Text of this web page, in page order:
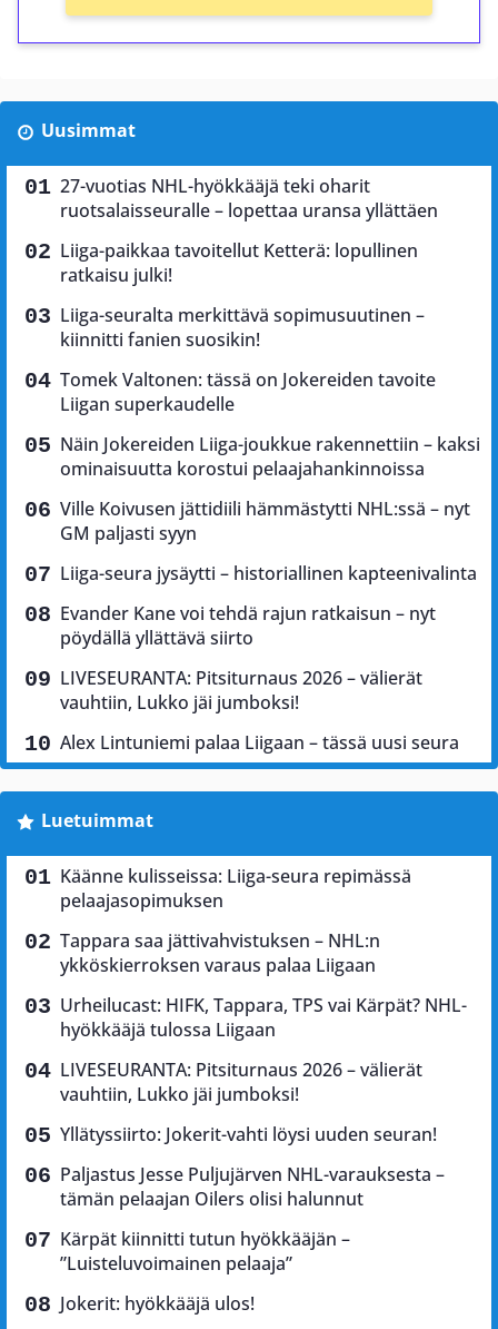
Uusimmat
27-vuotias NHL-hyökkääjä teki oharit
ruotsalaisseuralle – lopettaa uransa yllättäen
Liiga-paikkaa tavoitellut Ketterä: lopullinen
ratkaisu julki!
Liiga-seuralta merkittävä sopimusuutinen –
kiinnitti fanien suosikin!
Tomek Valtonen: tässä on Jokereiden tavoite
Liigan superkaudelle
Näin Jokereiden Liiga-joukkue rakennettiin – kaksi
ominaisuutta korostui pelaajahankinnoissa
Ville Koivusen jättidiili hämmästytti NHL:ssä – nyt
GM paljasti syyn
Liiga-seura jysäytti – historiallinen kapteenivalinta
Evander Kane voi tehdä rajun ratkaisun – nyt
pöydällä yllättävä siirto
LIVESEURANTA: Pitsiturnaus 2026 – välierät
vauhtiin, Lukko jäi jumboksi!
Alex Lintuniemi palaa Liigaan – tässä uusi seura
Luetuimmat
Käänne kulisseissa: Liiga-seura repimässä
pelaajasopimuksen
Tappara saa jättivahvistuksen – NHL:n
ykköskierroksen varaus palaa Liigaan
Urheilucast: HIFK, Tappara, TPS vai Kärpät? NHL-
hyökkääjä tulossa Liigaan
LIVESEURANTA: Pitsiturnaus 2026 – välierät
vauhtiin, Lukko jäi jumboksi!
Yllätyssiirto: Jokerit-vahti löysi uuden seuran!
Paljastus Jesse Puljujärven NHL-varauksesta –
tämän pelaajan Oilers olisi halunnut
Kärpät kiinnitti tutun hyökkääjän –
”Luisteluvoimainen pelaaja”
Jokerit: hyökkääjä ulos!